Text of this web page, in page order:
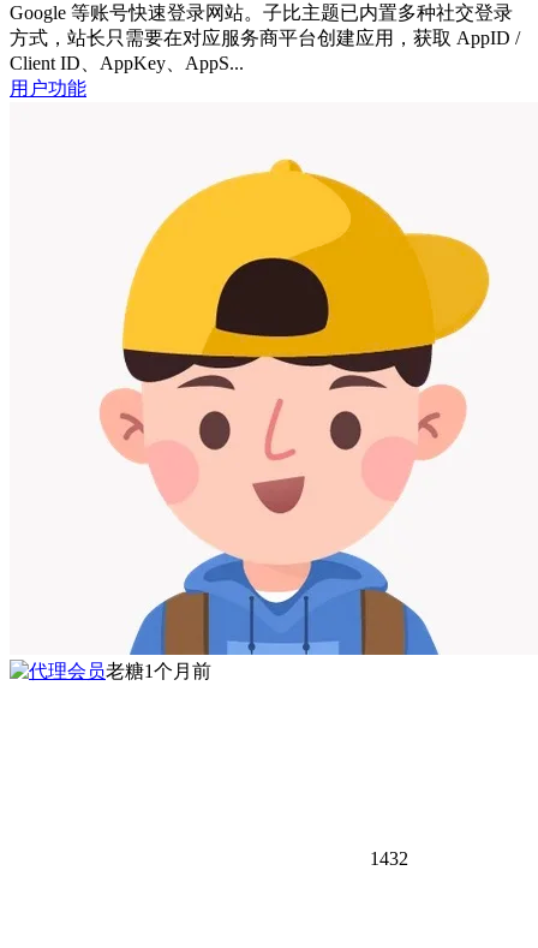
Google 等账号快速登录网站。子比主题已内置多种社交登录
方式，站长只需要在对应服务商平台创建应用，获取 AppID /
Client ID、AppKey、AppS...
用户功能
老糖1个月前
1432